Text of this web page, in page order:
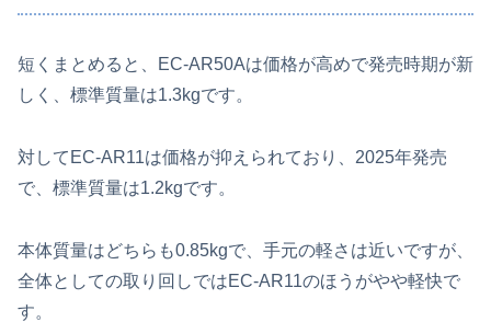
短くまとめると、EC-AR50Aは価格が高めで発売時期が新
しく、標準質量は1.3kgです。
対してEC-AR11は価格が抑えられており、2025年発売
で、標準質量は1.2kgです。
本体質量はどちらも0.85kgで、手元の軽さは近いですが、
全体としての取り回しではEC-AR11のほうがやや軽快で
す。